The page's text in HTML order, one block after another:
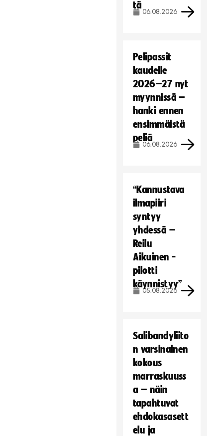
tä
06.08.2026
Pelipassit
kaudelle
2026–27 nyt
myynnissä –
hanki ennen
ensimmäistä
peliä
06.08.2026
“Kannustava
ilmapiiri
syntyy
yhdessä –
Reilu
Aikuinen -
pilotti
käynnistyy”
05.08.2026
Salibandyliito
n varsinainen
kokous
marraskuuss
a – näin
tapahtuvat
ehdokasasett
elu ja